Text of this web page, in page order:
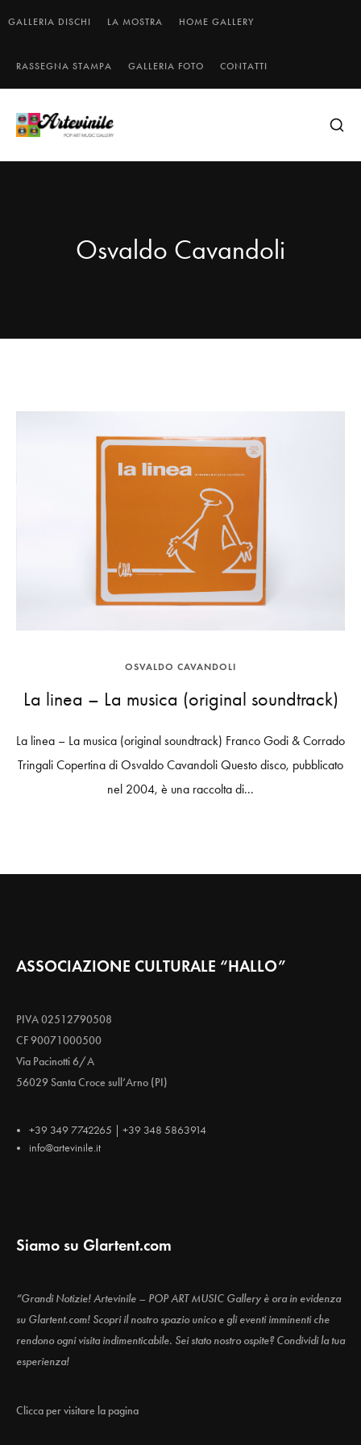
GALLERIA DISCHI LA MOSTRA HOME GALLERY
RASSEGNA STAMPA GALLERIA FOTO CONTATTI
Osvaldo Cavandoli
OSVALDO CAVANDOLI
La linea – La musica (original soundtrack)
La linea – La musica (original soundtrack) Franco Godi & Corrado
Tringali Copertina di Osvaldo Cavandoli Questo disco, pubblicato
nel 2004, è una raccolta di...
ASSOCIAZIONE CULTURALE “HALLO”
PIVA 02512790508
CF 90071000500
Via Pacinotti 6/A
56029 Santa Croce sull’Arno (PI)
+39 349 7742265 | +39 348 5863914
info@artevinile.it
Siamo su Glartent.com
“Grandi Notizie! Artevinile – POP ART MUSIC Gallery è ora in evidenza
su Glartent.com! Scopri il nostro spazio unico e gli eventi imminenti che
rendono ogni visita indimenticabile. Sei stato nostro ospite? Condividi la tua
esperienza!
Clicca per visitare la pagina